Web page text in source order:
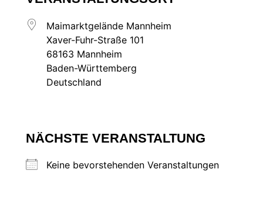
Maimarktgelände Mannheim
Xaver-Fuhr-Straße 101
68163 Mannheim
Baden-Württemberg
Deutschland
NÄCHSTE VERANSTALTUNG
Keine bevorstehenden Veranstaltungen